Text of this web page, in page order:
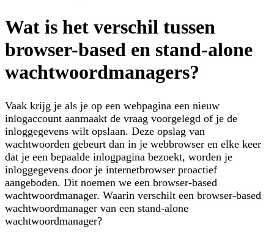
Wat is het verschil tussen
browser-based en stand-alone
wachtwoordmanagers?
Vaak krijg je als je op een webpagina een nieuw
inlogaccount aanmaakt de vraag voorgelegd of je de
inloggegevens wilt opslaan. Deze opslag van
wachtwoorden gebeurt dan in je webbrowser en elke keer
dat je een bepaalde inlogpagina bezoekt, worden je
inloggegevens door je internetbrowser proactief
aangeboden. Dit noemen we een browser-based
wachtwoordmanager. Waarin verschilt een browser-based
wachtwoordmanager van een stand-alone
wachtwoordmanager?